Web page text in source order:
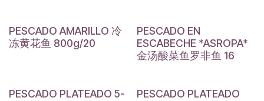
PESCADO AMARILLO 冷
冻黄花鱼 800g/20
PESCADO EN
ESCABECHE *ASROPA*
金汤酸菜鱼罗非鱼 16
PESCADO PLATEADO 5-
PESCADO PLATEADO